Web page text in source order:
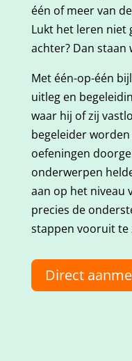
één of meer van
Lukt het leren niet
achter? Dan staan
Met één-op-één
uitleg en
waar hij of zij
begeleider
oefeningen
onderwerpen
aan op het niveau
precies de
stappen vooruit te
Direct